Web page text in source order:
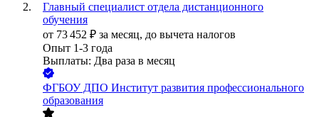
Главный специалист отдела дистанционного
обучения
от 73 452 ₽ за месяц, до вычета налогов
Опыт 1-3 года
Выплаты: Два раза в месяц
ФГБОУ ДПО Институт развития профессионального
образования